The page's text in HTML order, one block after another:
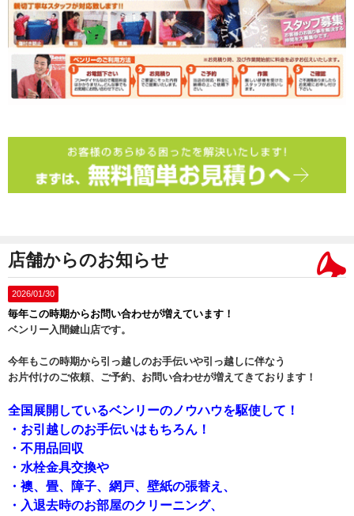
店舗からのお知らせ
2026/01/30
毎年この時期からお問い合わせが増えています！
ベンリー入間鍵山店です。
今年もこの時期から引っ越しのお手伝いや引っ越しに伴なう
お片付けのご依頼、ご予約、お問い合わせが増えてきております！
全国展開しているベンリーのノウハウを駆使して！
・お引越しのお手伝いはもちろん！
・不用品回収
・水栓金具交換や
・襖、畳、障子、網戸、壁紙の張替え、
・入退去時のお部屋のクリーニング、